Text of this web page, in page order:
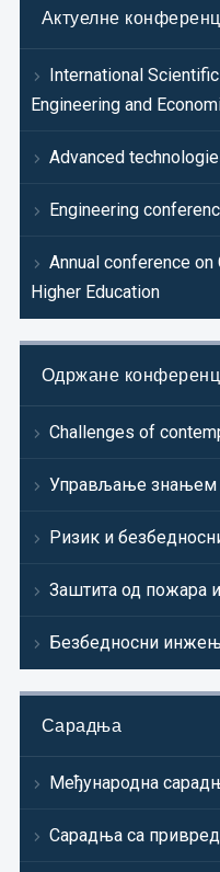
Актуелне
International
Engineering and
Advanced
Engineering
Annual conference
Higher Education
Одржане
Challenges of
Управљање знањем
Ризик и
Заштита од пожара
Безбедносни
Сарадња
Међународна
Сарадња са